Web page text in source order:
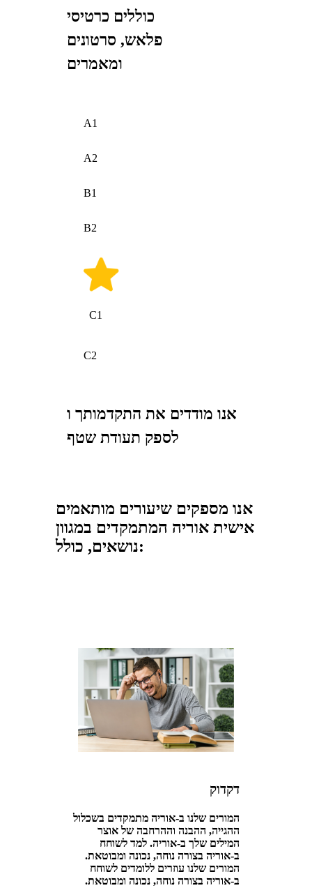
כוללים כרטיסי
פלאש, סרטונים
ומאמרים
A1
A2
B1
B2
C1
C2
אנו מודדים את התקדמותך ו
לספק תעודת שטף
אנו מספקים שיעורים מותאמים
אישית אוריה המתמקדים במגוון
נושאים, כולל:
דקדוק
המורים שלנו ב-אוריה מתמקדים בשכלול
ההגייה, ההבנה וההרחבה של אוצר
המילים שלך ב-אוריה. למד לשוחח
ב-אוריה בצורה נוחה, נכונה ומבוטאת.
המורים שלנו עוזרים ללומדים לשוחח
ב-אוריה בצורה נוחה, נכונה ומבוטאת.